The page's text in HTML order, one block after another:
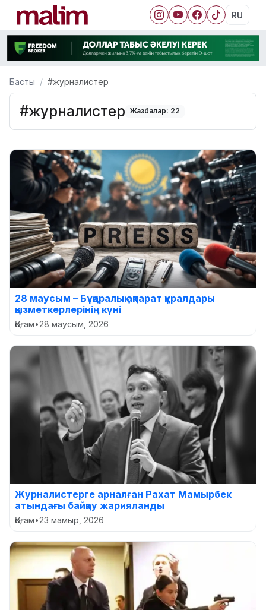
RU
Басты #журналистер
#журналистер Жазбалар: 22
28 маусым – Бұқаралық ақпарат құралдары
қызметкерлерінің күні
Қоғам•28 маусым, 2026
Журналистерге арналған Рахат Мамырбек
атындағы байқау жарияланды
Қоғам•23 мамыр, 2026